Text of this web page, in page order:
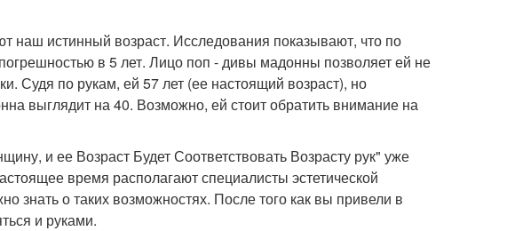
наш истинный возраст. Исследования показывают, что по
в 5 лет. Лицо поп - дивы мадонны позволяет ей не
Судя по рукам, ей 57 лет (ее настоящий возраст), но
выглядит на 40. Возможно, ей стоит обратить внимание на
и ее Возраст Будет Соответствовать Возрасту рук" уже
время располагают специалисты эстетической
знать о таких возможностях. После того как вы привели в
и руками.